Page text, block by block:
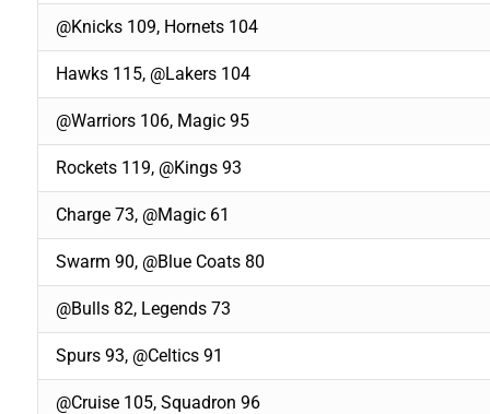
@Knicks 109, Hornets 104
Hawks 115, @Lakers 104
@Warriors 106, Magic 95
Rockets 119, @Kings 93
Charge 73, @Magic 61
Swarm 90, @Blue Coats 80
@Bulls 82, Legends 73
Spurs 93, @Celtics 91
@Cruise 105, Squadron 96